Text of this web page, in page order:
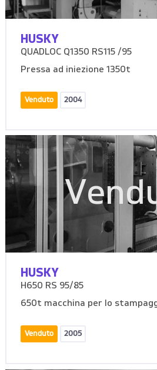
HUSKY
QUADLOC Q1350 RS115 /95
Pressa ad iniezione 1350t
Venduto 2004
HUSKY
H650 RS 95/85
650t macchina per lo
Venduto 2005